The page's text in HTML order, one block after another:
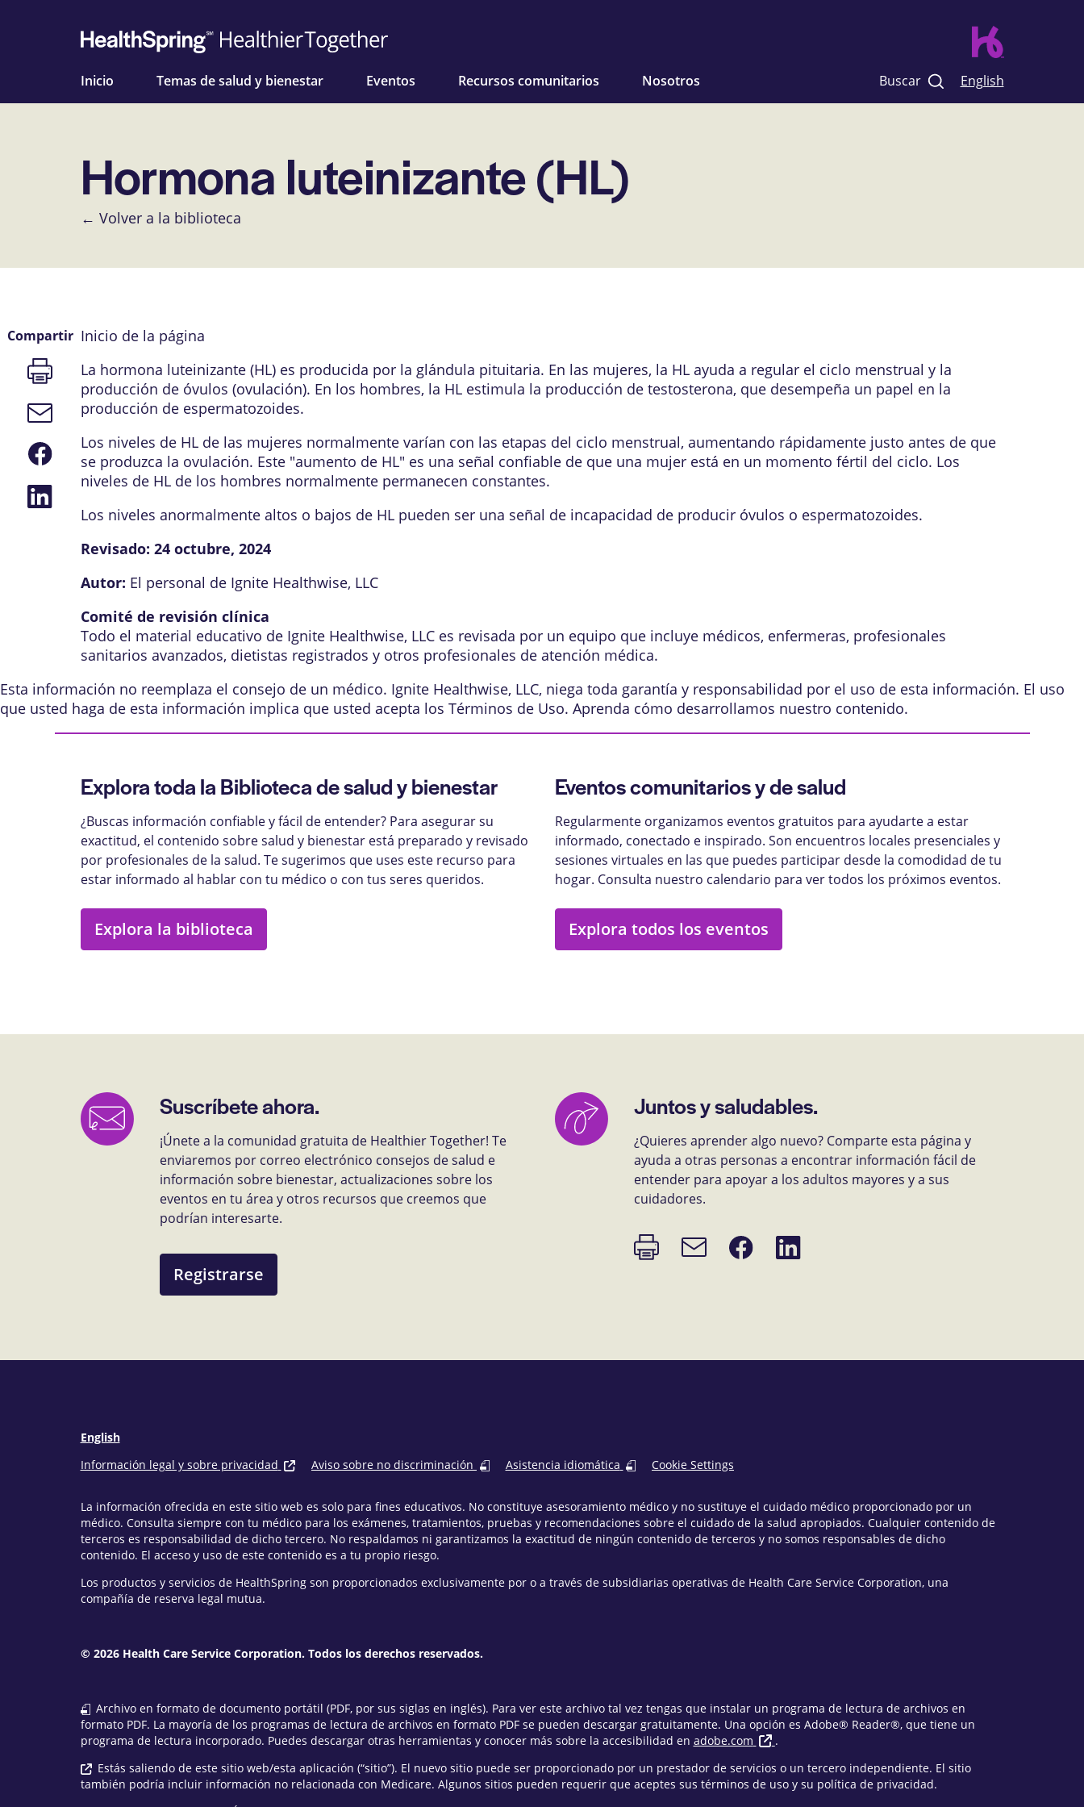
Inicio Temas de salud y bienestar Eventos Recursos comunitarios Nosotros Buscar English
Hormona luteinizante (HL)
← Volver a la biblioteca
Inicio de la página
La hormona luteinizante (HL) es producida por la glándula pituitaria. En las mujeres, la HL ayuda a regular el ciclo menstrual y la
producción de óvulos (ovulación). En los hombres, la HL estimula la producción de testosterona, que desempeña un papel en la
producción de espermatozoides.
Los niveles de HL de las mujeres normalmente varían con las etapas del ciclo menstrual, aumentando rápidamente justo antes de que
se produzca la ovulación. Este "aumento de HL" es una señal confiable de que una mujer está en un momento fértil del ciclo. Los
niveles de HL de los hombres normalmente permanecen constantes.
Los niveles anormalmente altos o bajos de HL pueden ser una señal de incapacidad de producir óvulos o espermatozoides.
Revisado: 24 octubre, 2024
Autor: El personal de Ignite Healthwise, LLC
Comité de revisión clínica
Todo el material educativo de Ignite Healthwise, LLC es revisada por un equipo que incluye médicos, enfermeras, profesionales
sanitarios avanzados, dietistas registrados y otros profesionales de atención médica.
Esta información no reemplaza el consejo de un médico. Ignite Healthwise, LLC, niega toda garantía y responsabilidad por el uso de esta información. El uso
que usted haga de esta información implica que usted acepta los Términos de Uso. Aprenda cómo desarrollamos nuestro contenido.
Explora toda la Biblioteca de salud y bienestar
¿Buscas información confiable y fácil de entender? Para asegurar su
exactitud, el contenido sobre salud y bienestar está preparado y revisado
por profesionales de la salud. Te sugerimos que uses este recurso para
estar informado al hablar con tu médico o con tus seres queridos.
Explora la biblioteca
Eventos comunitarios y de salud
Regularmente organizamos eventos gratuitos para ayudarte a estar
informado, conectado e inspirado. Son encuentros locales presenciales y
sesiones virtuales en las que puedes participar desde la comodidad de tu
hogar. Consulta nuestro calendario para ver todos los próximos eventos.
Explora todos los eventos
Compartir
Imprimir
página
Enlace
de
correo
electrónico
Compartir
en
Facebook
Compartir
en
LinkedIn
Suscríbete ahora.
¡Únete a la comunidad gratuita de Healthier Together! Te
enviaremos por correo electrónico consejos de salud e
información sobre bienestar, actualizaciones sobre los
eventos en tu área y otros recursos que creemos que
podrían interesarte.
Registrarse
Juntos y saludables.
¿Quieres aprender algo nuevo? Comparte esta página y
ayuda a otras personas a encontrar información fácil de
entender para apoyar a los adultos mayores y a sus
cuidadores.
Imprimir
página
Enlace
de
Compartir
en
Compartir
en
English
Información legal y sobre privacidad
Aviso sobre no discriminación Asistencia idiomática Cookie Settings
La información ofrecida en este sitio web es solo para fines educativos. No constituye asesoramiento médico y no sustituye el cuidado médico proporcionado por un
médico. Consulta siempre con tu médico para los exámenes, tratamientos, pruebas y recomendaciones sobre el cuidado de la salud apropiados. Cualquier contenido de
terceros es responsabilidad de dicho tercero. No respaldamos ni garantizamos la exactitud de ningún contenido de terceros y no somos responsables de dicho
contenido. El acceso y uso de este contenido es a tu propio riesgo.
Los productos y servicios de HealthSpring son proporcionados exclusivamente por o a través de subsidiarias operativas de Health Care Service Corporation, una
compañía de reserva legal mutua.
© 2026 Health Care Service Corporation. Todos los derechos reservados.
Archivo en formato de documento portátil (PDF, por sus siglas en inglés). Para ver este archivo tal vez tengas que instalar un programa de lectura de archivos en
formato PDF. La mayoría de los programas de lectura de archivos en formato PDF se pueden descargar gratuitamente. Una opción es Adobe® Reader®, que tiene un
programa de lectura incorporado. Puedes descargar otras herramientas y conocer más sobre la accesibilidad en adobe.com
.
Estás saliendo de este sitio web/esta aplicación (“sitio”). El nuevo sitio puede ser proporcionado por un prestador de servicios o un tercero independiente. El sitio
también podría incluir información no relacionada con Medicare. Algunos sitios pueden requerir que aceptes sus términos de uso y su política de privacidad.